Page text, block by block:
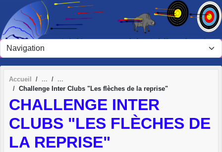
Accueil
Challenge Inter Clubs "Les flèches de la reprise"
CHALLENGE INTER
CLUBS "LES FLÈCHES DE
LA REPRISE"
Panneau de gestion des cookies